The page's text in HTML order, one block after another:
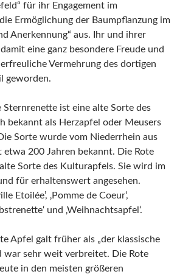
für ihr Engagement im
Ermöglichung der Baumpflanzung im
Anerkennung“ aus. Ihr und ihrer
eine ganz besondere Freude und
Vermehrung des dortigen
geworden.
Sternrenette ist eine alte Sorte des
bekannt als Herzapfel oder Meusers
Sorte wurde vom Niederrhein aus
200 Jahren bekannt. Die Rote
Sorte des Kulturapfels. Sie wird im
für erhaltenswert angesehen.
Etoilée’, ‚Pomme de Coeur‘,
und ‚Weihnachtsapfel‘.
Apfel galt früher als „der klassische
war sehr weit verbreitet. Die Rote
in den meisten größeren